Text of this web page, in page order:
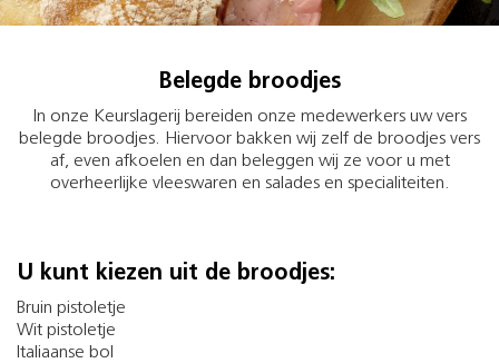
Belegde broodjes
In onze Keurslagerij bereiden onze medewerkers uw vers
belegde broodjes. Hiervoor bakken wij zelf de broodjes vers
af, even afkoelen en dan beleggen wij ze voor u met
overheerlijke vleeswaren en salades en specialiteiten.
U kunt kiezen uit de broodjes:
Bruin pistoletje
Wit pistoletje
Italiaanse bol